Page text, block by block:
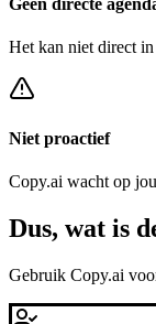
Het kan niet direct
Niet proactief
Copy.ai wacht op
Dus, wat is
Gebruik Copy.ai